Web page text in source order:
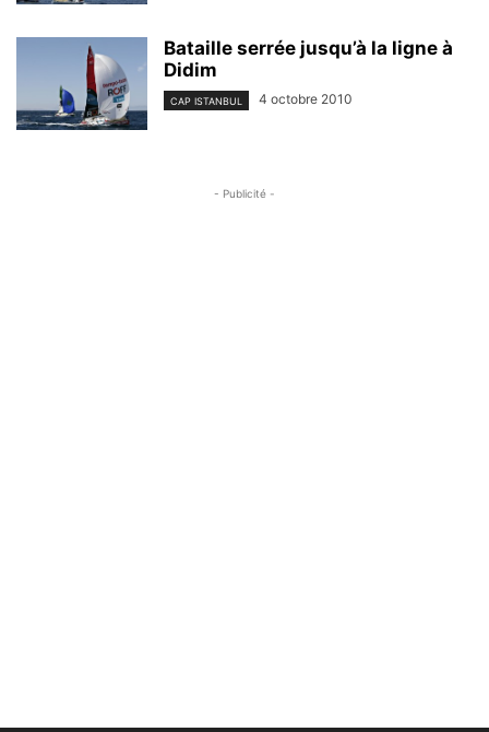
Bataille serrée jusqu’à la ligne à
Didim
CAP ISTANBUL 4 octobre 2010
- Publicité -